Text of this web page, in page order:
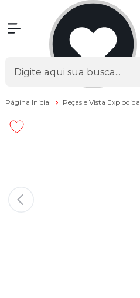
Página Inicial Peças e Vista Explodida